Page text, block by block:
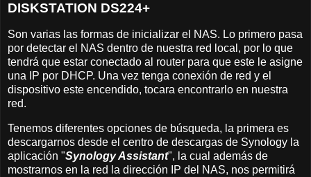
DISKSTATION DS224+
Son varias las formas de inicializar el NAS. Lo primero pasa
por detectar el NAS dentro de nuestra red local, por lo que
tendrá que estar conectado al router para que este le asigne
una IP por DHCP. Una vez tenga conexión de red y el
dispositivo este encendido, tocara encontrarlo en nuestra
red.
Tenemos diferentes opciones de búsqueda, la primera es
descargarnos desde el centro de descargas de Synology la
aplicación "Synology Assistant", la cual además de
mostrarnos en la red la dirección IP del NAS, nos permitirá